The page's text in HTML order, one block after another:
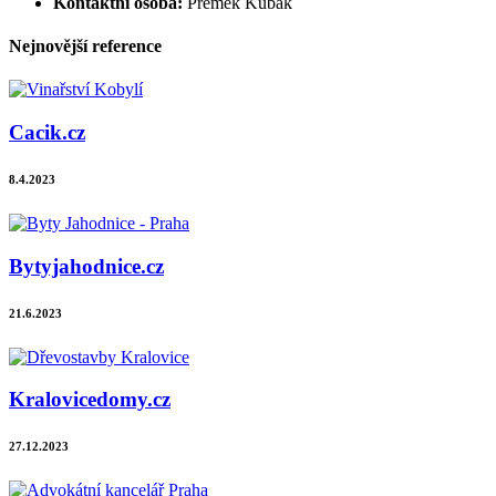
Nejnovější reference
Cacik.cz
8.4.2023
Bytyjahodnice.cz
21.6.2023
Kralovicedomy.cz
27.12.2023